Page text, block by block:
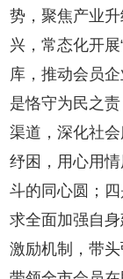
势，聚焦产业
兴，常态化开
库，推动会员
是恪守为民之
渠道，深化社
纾困，用心用
斗的同心圆；四
求全面加强自
激励机制，带